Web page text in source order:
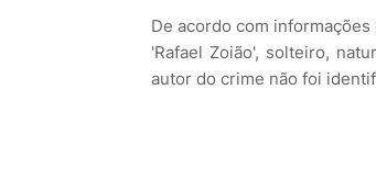
De acordo com
'Rafael Zoião', solteiro,
autor do crime não foi